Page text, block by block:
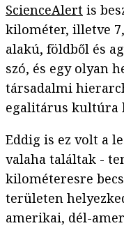
ScienceAlert is
kilométer, illetve
alakú, földből és
szó, és egy olyan
társadalmi
egalitárus kultúra
Eddig is ez volt a
valaha találtak -
kilométeresre
területen
amerikai, dél-